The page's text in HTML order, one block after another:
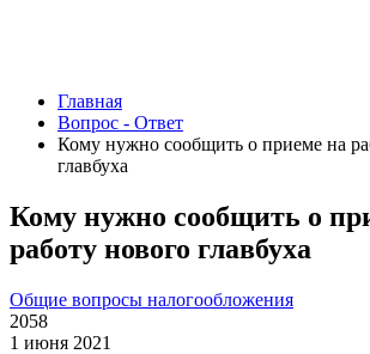
Главная
Вопрос - Ответ
Кому нужно сообщить о приеме на
главбуха
Кому нужно сообщить о
работу нового главбуха
Общие вопросы налогообложения
2058
1 июня 2021